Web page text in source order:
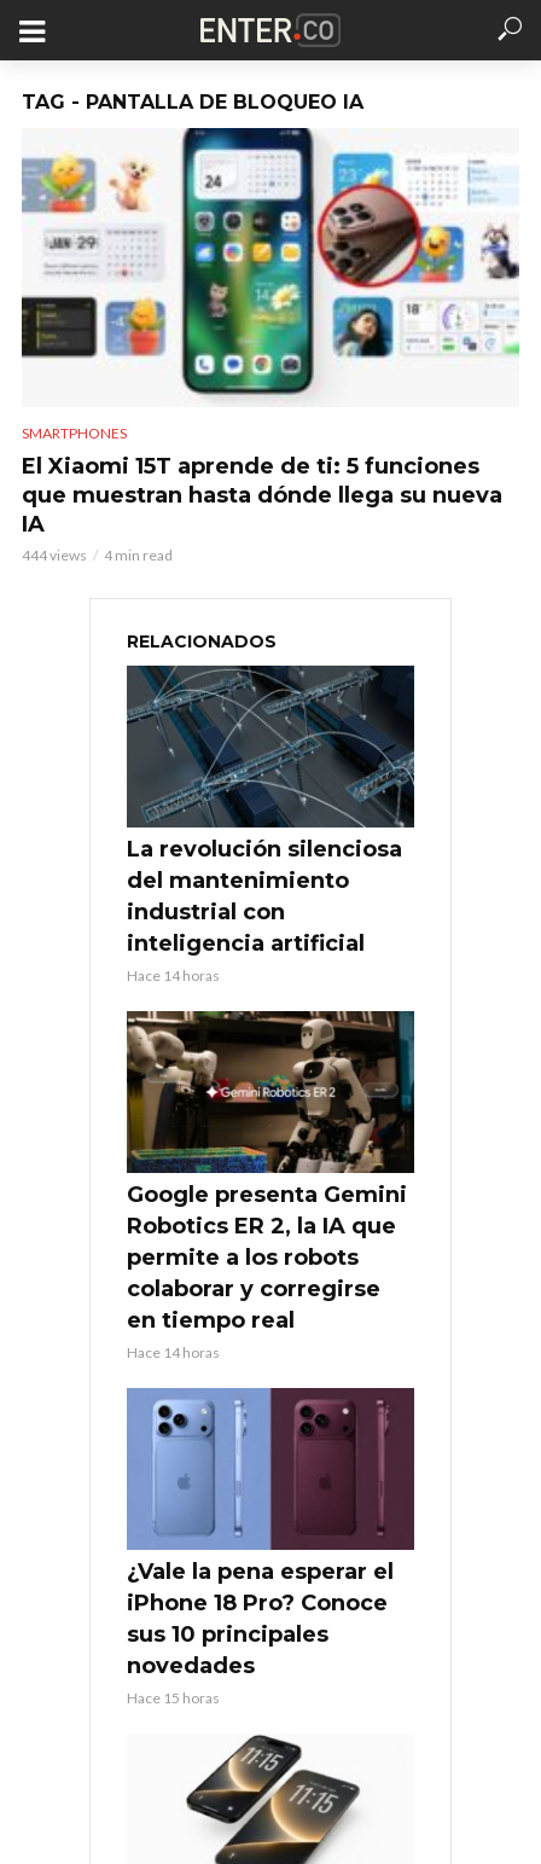
TAG - PANTALLA DE BLOQUEO IA
SMARTPHONES
El Xiaomi 15T aprende de ti: 5 funciones
que muestran hasta dónde llega su nueva
IA
444 views 4 min read
RELACIONADOS
La revolución silenciosa
del mantenimiento
industrial con
inteligencia artificial
Hace 14 horas
Google presenta Gemini
Robotics ER 2, la IA que
permite a los robots
colaborar y corregirse
en tiempo real
Hace 14 horas
¿Vale la pena esperar el
iPhone 18 Pro? Conoce
sus 10 principales
novedades
Hace 15 horas